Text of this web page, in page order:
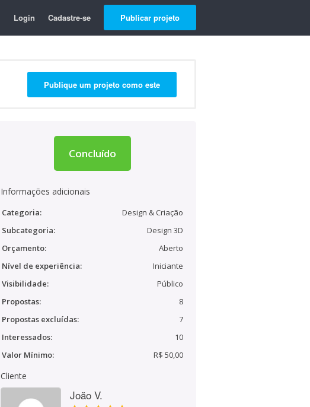
Login Cadastre-se Publicar projeto
Publique um projeto como este
Concluído
Informações adicionais
Categoria:
Design & Criação
Subcategoria:
Design 3D
Orçamento:
Aberto
Nível de experiência:
Iniciante
Visibilidade:
Público
Propostas:
8
Propostas excluídas:
7
Interessados:
10
Valor Mínimo:
R$ 50,00
Cliente
João V.